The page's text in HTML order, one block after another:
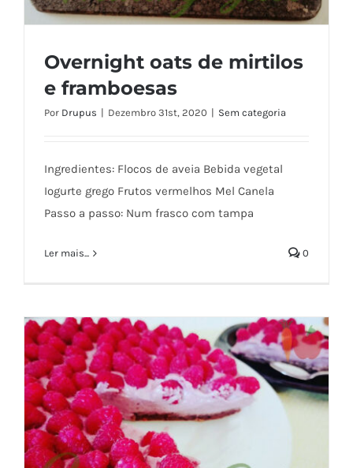
Overnight oats de mirtilos
e framboesas
Por Drupus | Dezembro 31st, 2020 | Sem categoria
Ingredientes: Flocos de aveia Bebida vegetal
Iogurte grego Frutos vermelhos Mel Canela
Passo a passo: Num frasco com tampa
Ler mais... 0